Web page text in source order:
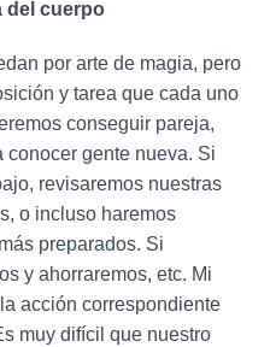
del cuerpo
por arte de magia, pero
y tarea que cada uno
conseguir pareja,
conocer gente nueva. Si
revisaremos nuestras
o incluso haremos
preparados. Si
y ahorraremos, etc. Mi
acción correspondiente
muy difícil que nuestro